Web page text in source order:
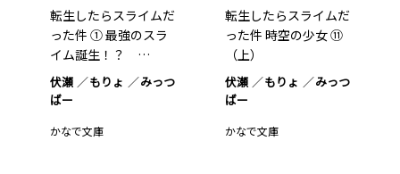
転生したらスライムだ
った件 ① 最強のスラ
イム誕生！？ …
伏瀬 もりょ
みっつ
ばー
かなで文庫
転生したらスライムだ
った件 時空の少女 ⑪
（上）
伏瀬 もりょ
みっつ
ばー
かなで文庫